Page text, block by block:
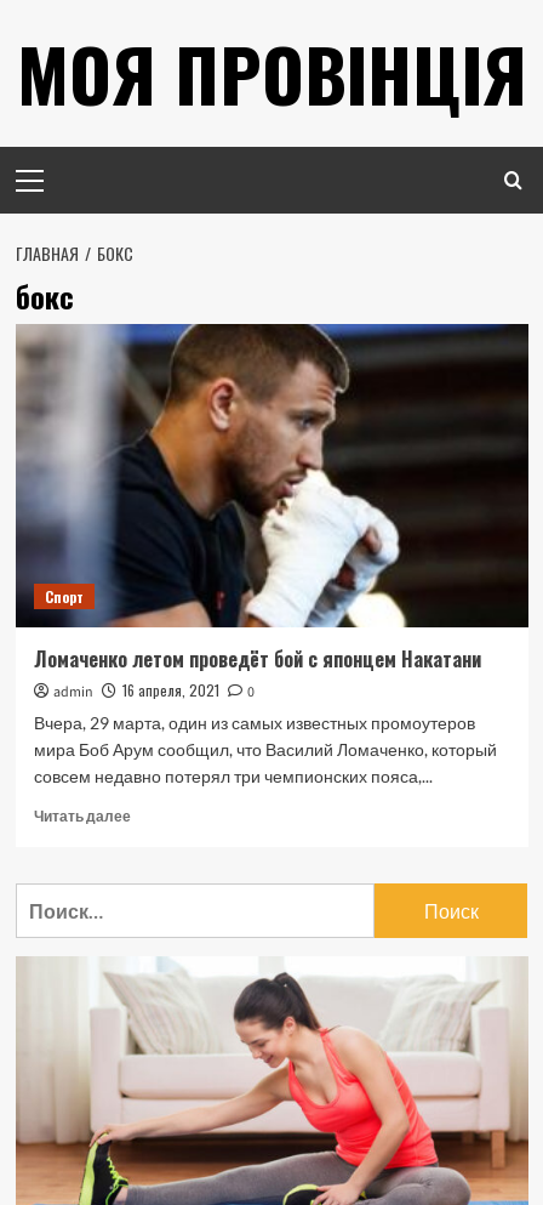
содержимому
МОЯ ПРОВІНЦІЯ
меню
ГЛАВНАЯ БОКС
бокс
Спорт
Ломаченко летом проведёт бой с японцем Накатани
admin 16 апреля, 2021
0
Вчера, 29 марта, один из самых известных промоутеров
мира Боб Арум сообщил, что Василий Ломаченко, который
совсем недавно потерял три чемпионских пояса,...
Читать далееПрочитать
Ломаченко
с
японцем
Накатани